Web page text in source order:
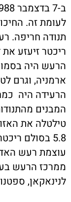
לעומת זה.
ריכטר זיעזע
הרעש היה
ארמניה, וגרם
הרעידה היה
המבנים
טילטלה את
5.8 בסולם
ממרכז הרעש
לנינאקאן,